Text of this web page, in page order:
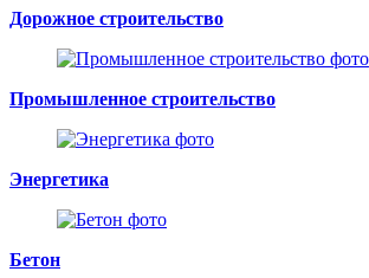
Дорожное строительство
Промышленное строительство
Энергетика
Бетон